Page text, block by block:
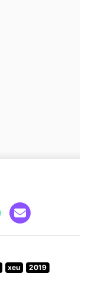
xeu
2019